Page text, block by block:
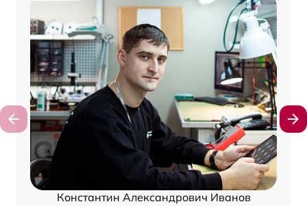
Константин Александрович Иванов